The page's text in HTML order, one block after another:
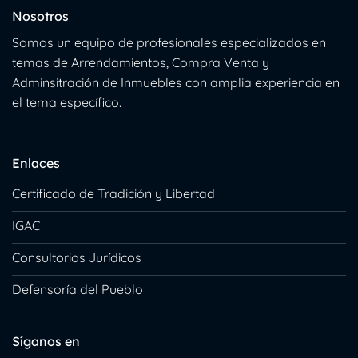
Nosotros
Somos un equipo de profesionales especializados en
temas de Arrendamientos, Compra Venta y
Adminsitración de Inmuebles con amplia experiencia en
el tema específico.
Enlaces
Certificado de Tradición y Libertad
IGAC
Consultorios Jurídicos
Defensoría del Pueblo
Síganos en